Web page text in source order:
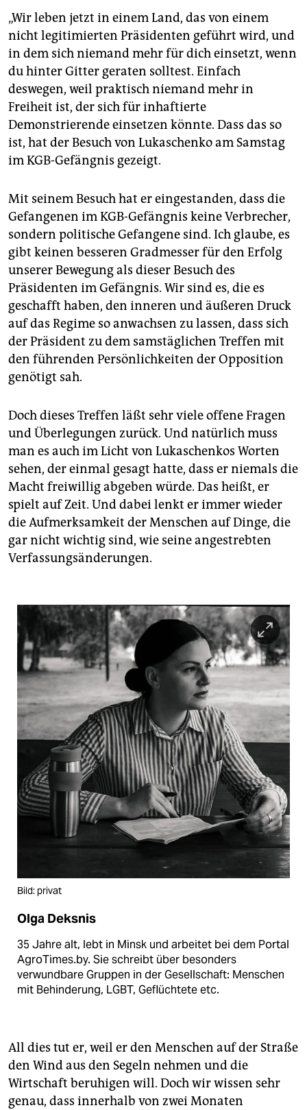
„Wir leben jetzt in einem Land, das von einem
nicht legitimierten Präsidenten geführt wird, und
in dem sich niemand mehr für dich einsetzt, wenn
du hinter Gitter geraten solltest. Einfach
deswegen, weil praktisch niemand mehr in
Freiheit ist, der sich für inhaftierte
Demonstrierende einsetzen könnte. Dass das so
ist, hat der Besuch von Lukaschenko am Samstag
im KGB-Gefängnis gezeigt.
Mit seinem Besuch hat er eingestanden, dass die
Gefangenen im KGB-Gefängnis keine Verbrecher,
sondern politische Gefangene sind. Ich glaube, es
gibt keinen besseren Gradmesser für den Erfolg
unserer Bewegung als dieser Besuch des
Präsidenten im Gefängnis. Wir sind es, die es
geschafft haben, den inneren und äußeren Druck
auf das Regime so anwachsen zu lassen, dass sich
der Präsident zu dem samstäglichen Treffen mit
den führenden Persönlichkeiten der Opposition
genötigt sah.
Doch dieses Treffen läßt sehr viele offene Fragen
und Überlegungen zurück. Und natürlich muss
man es auch im Licht von Lukaschenkos Worten
sehen, der einmal gesagt hatte, dass er niemals die
Macht freiwillig abgeben würde. Das heißt, er
spielt auf Zeit. Und dabei lenkt er immer wieder
die Aufmerksamkeit der Menschen auf Dinge, die
gar nicht wichtig sind, wie seine angestrebten
Verfassungsänderungen.
Bild: privat
Olga Deksnis
35 Jahre alt, lebt in Minsk und arbeitet bei dem Portal
AgroTimes.by. Sie schreibt über besonders
verwundbare Gruppen in der Gesellschaft: Menschen
mit Behinderung, LGBT, Geflüchtete etc.
All dies tut er, weil er den Menschen auf der Straße
den Wind aus den Segeln nehmen und die
Wirtschaft beruhigen will. Doch wir wissen sehr
genau, dass innerhalb von zwei Monaten